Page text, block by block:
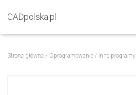
CADpolska.pl
Strona główna / Oprogramowanie / Inne programy